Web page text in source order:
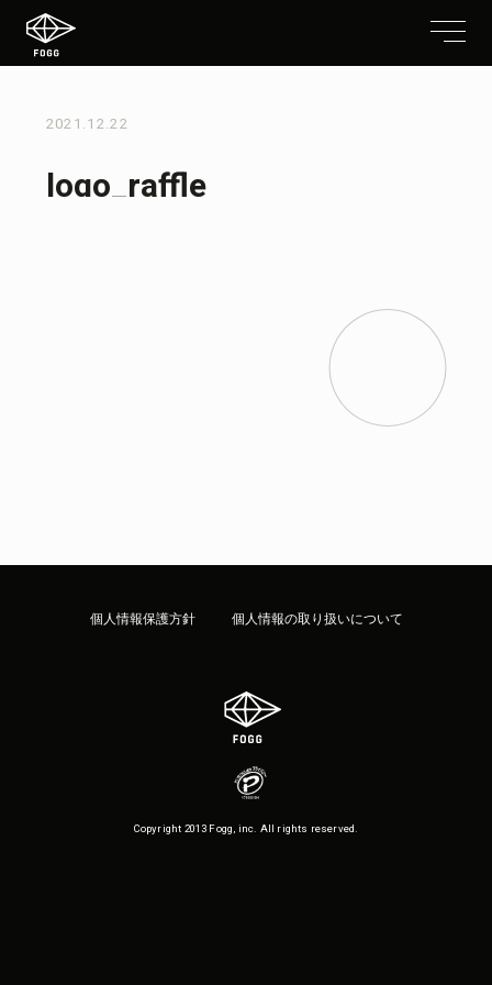
2021.12.22
logo_raffle
個人情報保護方針 個人情報の取り扱いについて
Copyright 2013 Fogg, inc. All rights reserved.